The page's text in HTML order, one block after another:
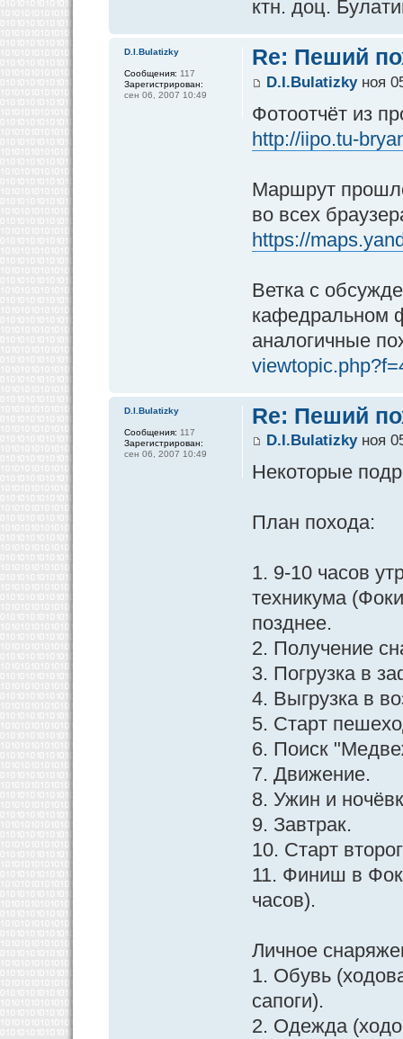
ктн. доц.
Re: Пеший
D.I.Bulatizkyноя
Фотоотчёт из
http://iipo.tu-
Маршрут
во всех
https://
Ветка с
кафедральном
аналогичные
D.I.Bulatizky
Сообщения: 117
Зарегистрирован:
сен 06, 2007 10:49
Re: Пеший
D.I.Bulatizkyноя
Некоторые
План похода:
1. 9-10 часов
техникума
позднее.
2. Получение
3. Погрузка в
4. Выгрузка в
5. Старт
6. Поиск
7. Движение.
8. Ужин и
9. Завтрак.
10. Старт
11. Финиш в
часов).
Личное
1. Обувь
сапоги).
2. Одежда
D.I.Bulatizky
Сообщения: 117
Зарегистрирован:
сен 06, 2007 10:49